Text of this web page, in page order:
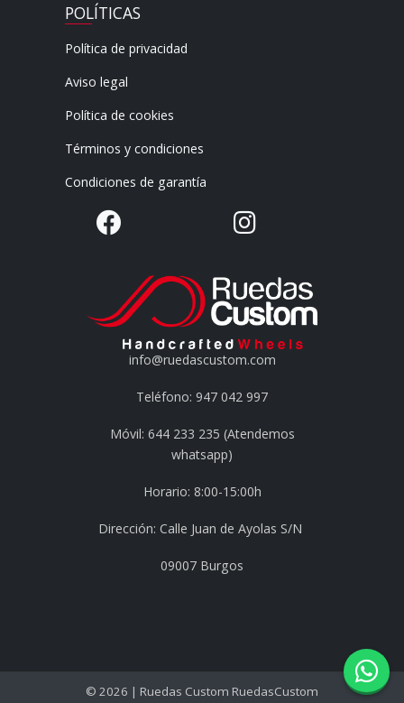
POLÍTICAS
Política de privacidad
Aviso legal
Política de cookies
Términos y condiciones
Condiciones de garantía
info@ruedascustom.com
Teléfono: 947 042 997
Móvil: 644 233 235 (Atendemos
whatsapp)
Horario: 8:00-15:00h
Dirección: Calle Juan de Ayolas S/N
09007 Burgos
© 2026 | Ruedas Custom RuedasCustom